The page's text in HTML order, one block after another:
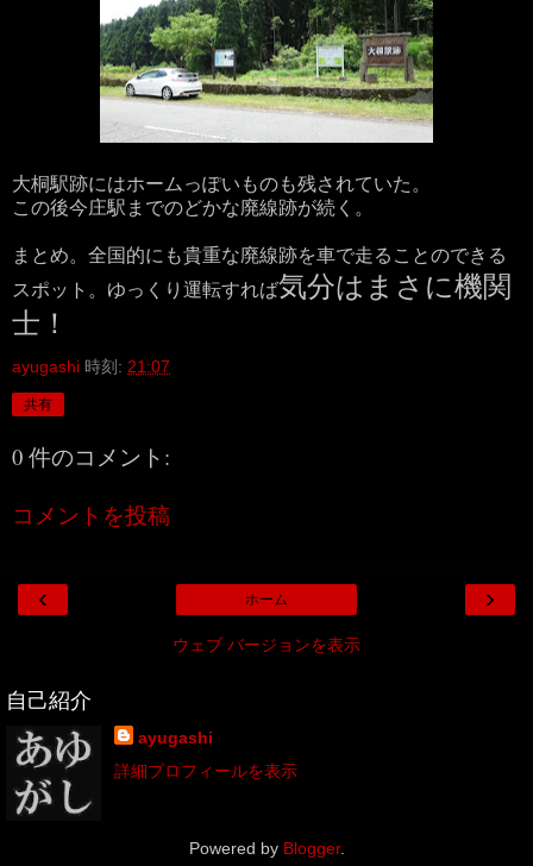
大桐駅跡にはホームっぽいものも残されていた。
この後今庄駅までのどかな廃線跡が続く。
まとめ。全国的にも貴重な廃線跡を車で走ることのできる
スポット。ゆっくり運転すれば気分はまさに機関
士！
ayugashi 時刻: 21:07
共有
0 件のコメント:
コメントを投稿
‹ ›
ホーム
ウェブ バージョンを表示
自己紹介
ayugashi
詳細プロフィールを表示
Powered by Blogger.